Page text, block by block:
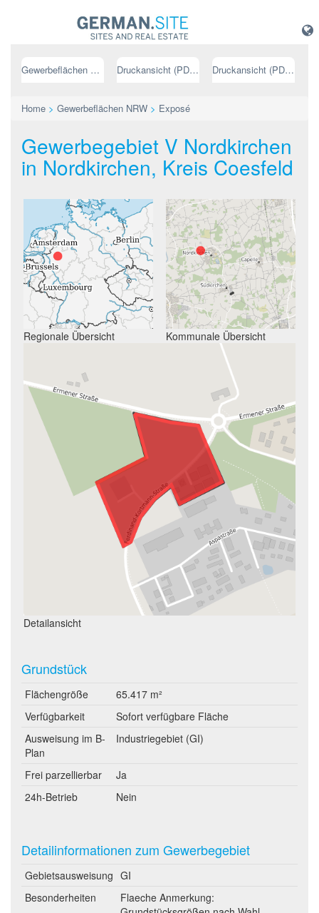
Gewerbeflächen NRW Druckansicht (PDF) // deutsch Druckansicht (PDF) // englisch
Home > Gewerbeflächen NRW > Exposé
Gewerbegebiet V Nordkirchen
in Nordkirchen, Kreis Coesfeld
Regionale Übersicht Kommunale Übersicht
Detailansicht
Grundstück
Flächengröße
65.417 m²
Verfügbarkeit
Sofort verfügbare Fläche
Ausweisung im B-
Plan
Industriegebiet (GI)
Frei parzellierbar
Ja
24h-Betrieb
Nein
Detailinformationen zum Gewerbegebiet
Gebietsausweisung GI
Besonderheiten
Flaeche Anmerkung: